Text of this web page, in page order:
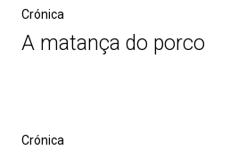
Crónica
A matança do porco
Crónica